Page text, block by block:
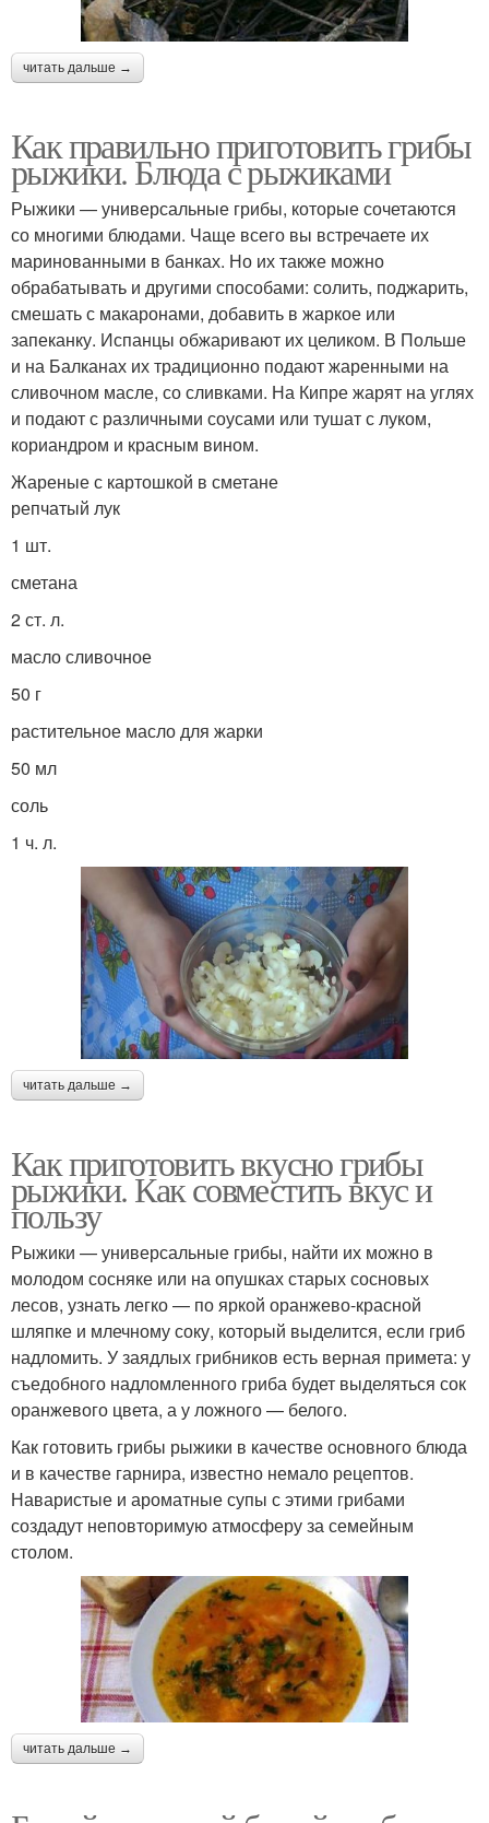
читать дальше →
Как правильно приготовить грибы
рыжики. Блюда с рыжиками
Рыжики — универсальные грибы, которые сочетаются
со многими блюдами. Чаще всего вы встречаете их
маринованными в банках. Но их также можно
обрабатывать и другими способами: солить, поджарить,
смешать с макаронами, добавить в жаркое или
запеканку. Испанцы обжаривают их целиком. В Польше
и на Балканах их традиционно подают жаренными на
сливочном масле, со сливками. На Кипре жарят на углях
и подают с различными соусами или тушат с луком,
кориандром и красным вином.
Жареные с картошкой в сметане
репчатый лук
1 шт.
сметана
2 ст. л.
масло сливочное
50 г
растительное масло для жарки
50 мл
соль
1 ч. л.
читать дальше →
Как приготовить вкусно грибы
рыжики. Как совместить вкус и
пользу
Рыжики — универсальные грибы, найти их можно в
молодом сосняке или на опушках старых сосновых
лесов, узнать легко — по яркой оранжево-красной
шляпке и млечному соку, который выделится, если гриб
надломить. У заядлых грибников есть верная примета: у
съедобного надломленного гриба будет выделяться сок
оранжевого цвета, а у ложного — белого.
Как готовить грибы рыжики в качестве основного блюда
и в качестве гарнира, известно немало рецептов.
Наваристые и ароматные супы с этими грибами
создадут неповторимую атмосферу за семейным
столом.
читать дальше →